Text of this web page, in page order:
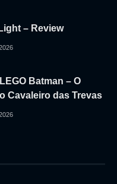
– Review
Batman – O
Cavaleiro das Trevas